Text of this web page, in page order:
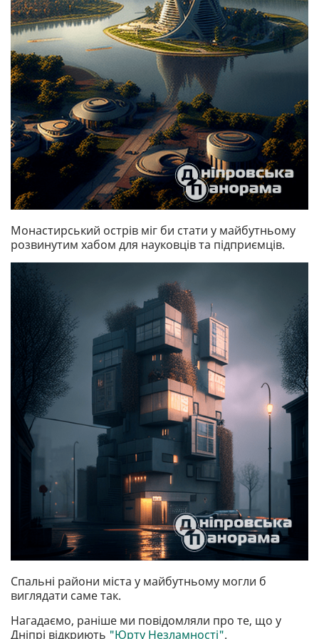
Монастирський острів міг би стати у майбутньому
розвинутим хабом для науковців та підприємців.
Спальні райони міста у майбутньому могли б
виглядати саме так.
Нагадаємо, раніше ми повідомляли про те, що у
Дніпрі відкриють "Юрту Незламності".